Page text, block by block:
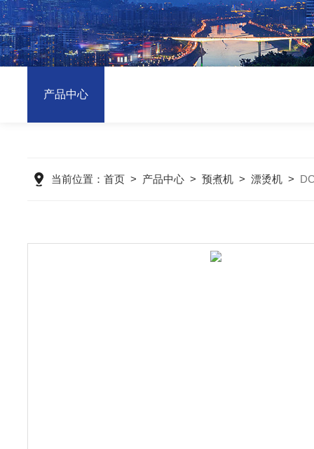
产品中心
当前位置： 首页 > 产品中心 > 预煮机 > 漂烫机 >